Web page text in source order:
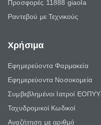
Προσφορές 11888 giaola
Ραντεβού με Τεχνικούς
Χρήσιμα
Εφημερεύοντα Φαρμακεία
Εφημερεύοντα Νοσοκομεία
Συμβεβλημένοι Ιατροί ΕΟΠΥΥ
Ταχυδρομικοί Κωδικοί
Αναζήτηση με αριθμό